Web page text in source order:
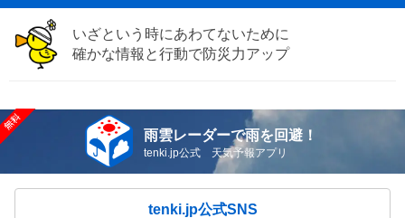
いざという時にあわてないために
確かな情報と行動で防災力アップ
雨雲レーダーで雨を回避！
tenki.jp公式 天気予報アプリ
tenki.jp公式SNS